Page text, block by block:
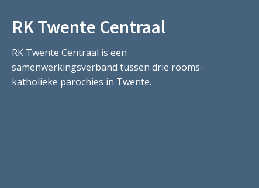
RK Twente Centraal
RK Twente Centraal is een
samenwerkingsverband tussen drie rooms-
katholieke parochies in Twente.